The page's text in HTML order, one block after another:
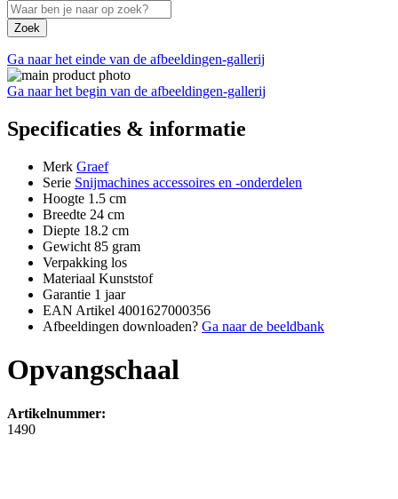
Zoek
Ga naar het einde van de afbeeldingen-gallerij
Ga naar het begin van de afbeeldingen-gallerij
Specificaties & informatie
Merk Graef
Serie Snijmachines accessoires en -onderdelen
Hoogte 1.5 cm
Breedte 24 cm
Diepte 18.2 cm
Gewicht 85 gram
Verpakking los
Materiaal Kunststof
Garantie 1 jaar
EAN Artikel 4001627000356
Afbeeldingen downloaden? Ga naar de beeldbank
Opvangschaal
Artikelnummer:
1490